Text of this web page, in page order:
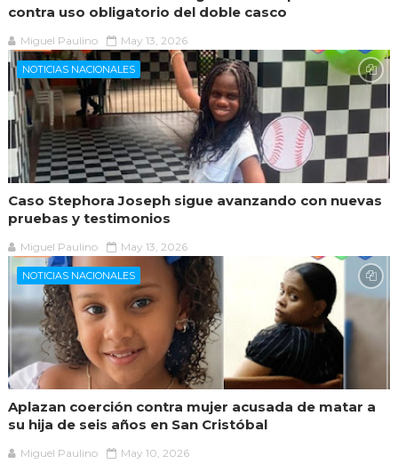
contra uso obligatorio del doble casco
Miguel Paulino May 13, 2026
NOTICIAS NACIONALES
Caso Stephora Joseph sigue avanzando con nuevas
pruebas y testimonios
Miguel Paulino May 13, 2026
NOTICIAS NACIONALES
Aplazan coerción contra mujer acusada de matar a
su hija de seis años en San Cristóbal
Miguel Paulino May 10, 2026